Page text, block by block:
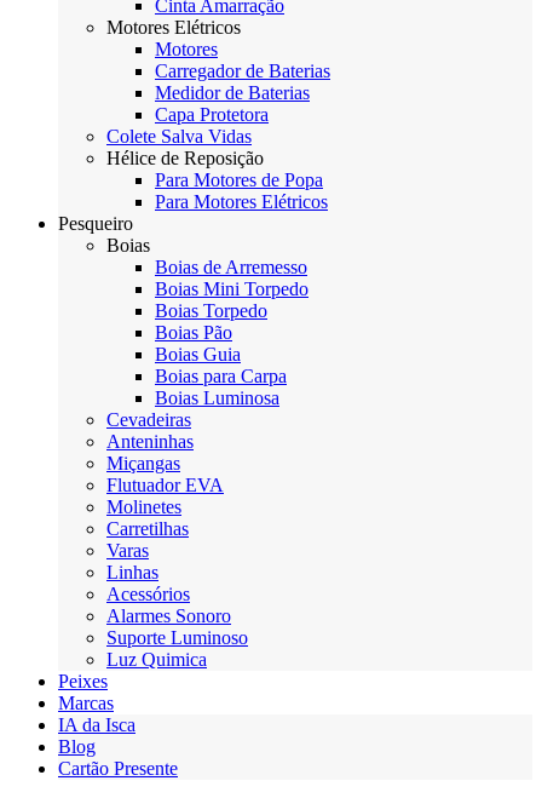
Cinta Amarração
Motores Elétricos
Motores
Carregador de Baterias
Medidor de Baterias
Capa Protetora
Colete Salva Vidas
Hélice de Reposição
Para Motores de Popa
Para Motores Elétricos
Pesqueiro
Boias
Boias de Arremesso
Boias Mini Torpedo
Boias Torpedo
Boias Pão
Boias Guia
Boias para Carpa
Boias Luminosa
Cevadeiras
Anteninhas
Miçangas
Flutuador EVA
Molinetes
Carretilhas
Varas
Linhas
Acessórios
Alarmes Sonoro
Suporte Luminoso
Luz Quimica
Peixes
Marcas
IA da Isca
Blog
Cartão Presente